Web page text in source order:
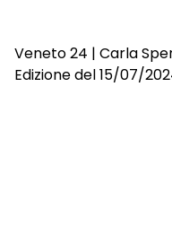
Veneto 24 | Carla
Edizione del 15/07/